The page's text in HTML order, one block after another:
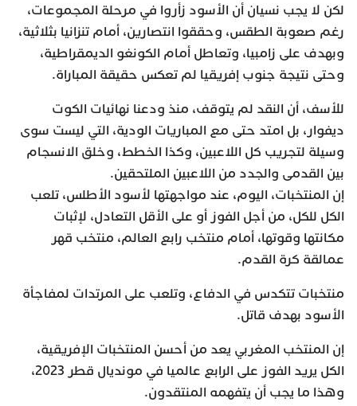
لكن لا يجب نسيان أن الأسود زأروا في مرحلة المجموعات،
رغم صعوبة الطقس، وحققوا انتصارين، أمام تنزانيا بثلاثية،
وبهدف على زامبيا، وتعاطل أمام الكونغو الديمقراطية،
وحتى نتيجة جنوب إفريقيا لم تعكس حقيقة المباراة.
للأسف، أن النقد لم يتوقف، منذ ودعنا نهائيات الكوت
ديفوار، بل امتد حتى مع المباريات الودية، التي ليست سوى
وسيلة لتجريب كل اللاعبين، وكذا الخطط، وخلق الانسجام
بين القدمى والجدد من اللاعبين الملتحقين.
إن المنتخبات، اليوم، عند مواجهتها لأسود الأطلس، تلعب
الكل للكل، من أجل الفوز أو على الأقل التعادل، لإثبات
مكانتها وقوتها، أمام منتخب رابع العالم، منتخب قهر
عمالقة كرة القدم.
منتخبات تتكدس في الدفاع، وتلعب على المرتدات لمفاجأة
الأسود بهدف قاتل.
إن المنتخب المغربي يعد من أحسن المنتخبات الإفريقية،
الكل يريد الفوز على الرابع عالميا في مونديال قطر 2023،
وهذا ما يجب أن يتفهمه المنتقدون.